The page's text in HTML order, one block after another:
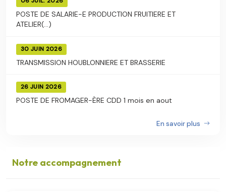
POSTE DE SALARIE-E PRODUCTION FRUITIERE ET
ATELIER(...)
30 JUIN 2026
TRANSMISSION HOUBLONNIERE ET BRASSERIE
26 JUIN 2026
POSTE DE FROMAGER-ÈRE CDD 1 mois en aout
En savoir plus
Notre accompagnement